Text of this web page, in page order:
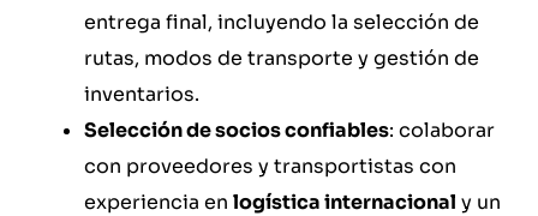
entrega final, incluyendo la selección de
rutas, modos de transporte y gestión de
inventarios.
Selección de socios confiables: colaborar
con proveedores y transportistas con
experiencia en logística internacional y un